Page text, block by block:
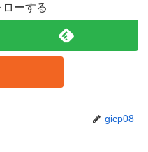
ーする
gicp08